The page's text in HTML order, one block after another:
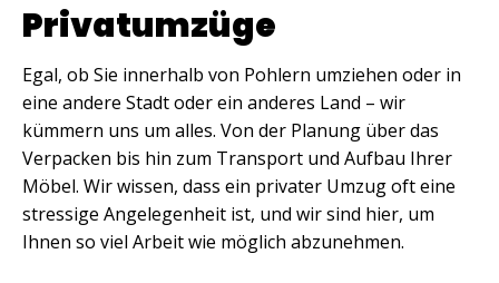
Privatumzüge
Egal, ob Sie innerhalb von Pohlern umziehen oder in
eine andere Stadt oder ein anderes Land – wir
kümmern uns um alles. Von der Planung über das
Verpacken bis hin zum Transport und Aufbau Ihrer
Möbel. Wir wissen, dass ein privater Umzug oft eine
stressige Angelegenheit ist, und wir sind hier, um
Ihnen so viel Arbeit wie möglich abzunehmen.